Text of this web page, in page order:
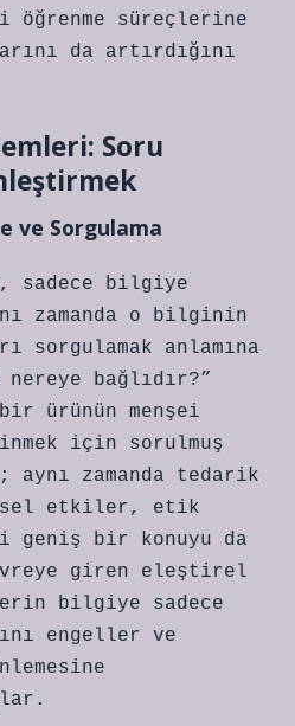
öğrenme süreçlerine
da artırdığını
Soru
ve Sorgulama
sadece bilgiye
zamanda o bilginin
sorgulamak anlamına
bağlıdır?”
ürünün menşei
için sorulmuş
zamanda tedarik
etkiler, etik
geniş bir konuyu da
giren eleştirel
bilgiye sadece
engeller ve